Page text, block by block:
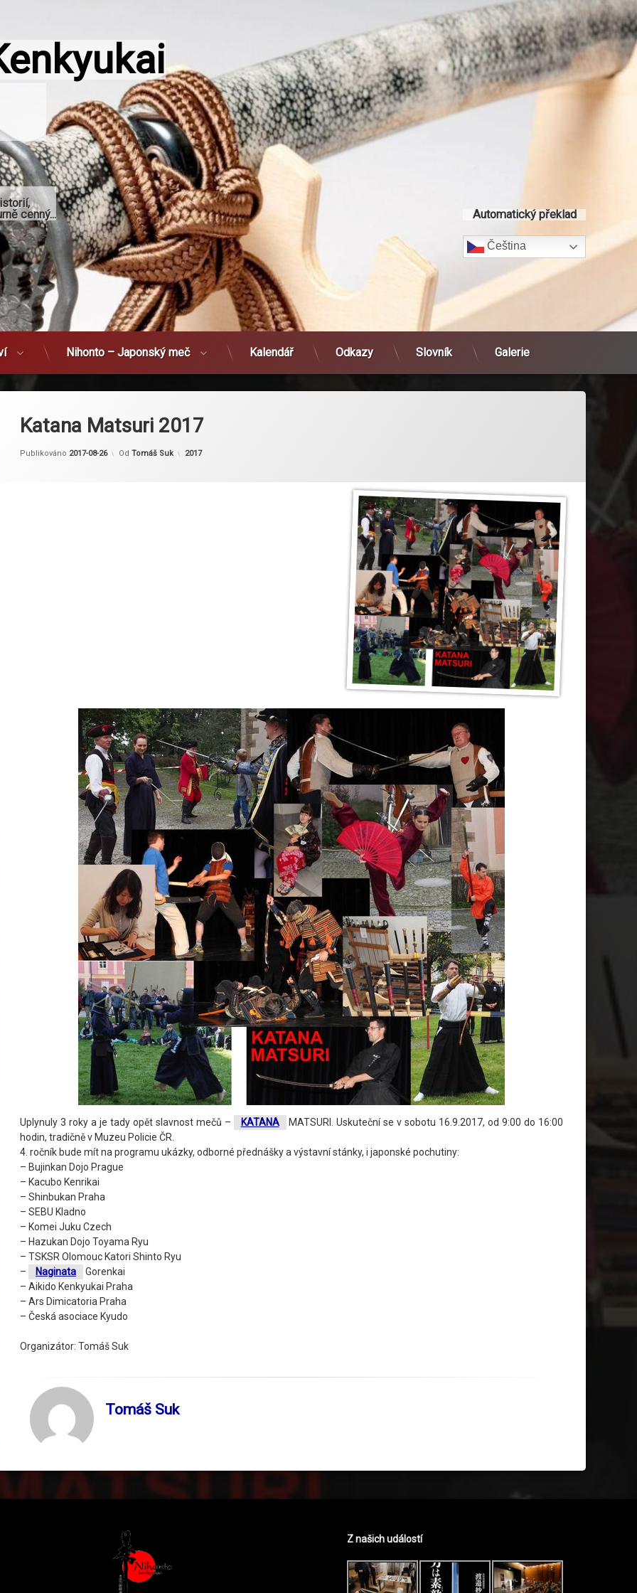
cenný...
Automatický překlad
Čeština‎
Nihonto – Japonský meč Kalendář Odkazy Slovník Galerie
Katana Matsuri 2017
Publikováno 2017-08-26 Od Tomáš Suk Kategorie:
2017
Uplynuly 3 roky a je tady opět slavnost mečů – KATANA
MATSURI. Uskuteční se v sobotu 16.9.2017, od 9:00 do 16:00
hodin, tradičně v Muzeu Policie ČR.
4. ročník bude mít na programu ukázky, odborné přednášky a výstavní stánky, i japonské pochutiny:
– Bujinkan Dojo Prague
– Kacubo Kenrikai
– Shinbukan Praha
– SEBU Kladno
– Komei Juku Czech
– Hazukan Dojo Toyama Ryu
– TSKSR Olomouc Katori Shinto Ryu
–
Naginata
Gorenkai
– Aikido Kenkyukai Praha
– Ars Dimicatoria Praha
– Česká asociace Kyudo
Organizátor: Tomáš Suk
Tomáš Suk
Z našich událostí